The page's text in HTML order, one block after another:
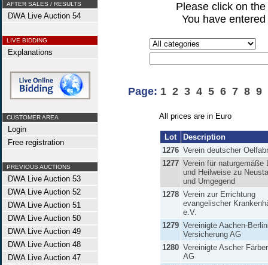
AFTER SALES / RESULTS
DWA Live Auction 54
LIVE BIDDING
Explanations
CUSTOMER AREA
Login
Free registration
PREVIOUS AUCTIONS
DWA Live Auction 53
DWA Live Auction 52
DWA Live Auction 51
DWA Live Auction 50
DWA Live Auction 49
DWA Live Auction 48
DWA Live Auction 47
Please click on the
You have
Page: 1 2 3 4 5 6 7 8 9
All prices are in Euro
Lot
Description
1276 Verein deutscher
1277 Verein für naturgemäße
und Heilweise zu
und Umgegend
1278 Verein zur Errichtung
evangelischer
e.V.
1279 Vereinigte Aachen-
Versicherung AG
1280 Vereinigte Ascher
AG